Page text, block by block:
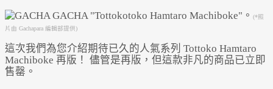
(*照
片由 Gachapara 編輯部提供)
這次我們為您介紹期待已久的人氣系列 Tottoko Hamtaro
Machiboke 再版！ 儘管是再版，但這款非凡的商品已立即
售罄。